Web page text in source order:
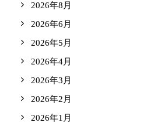
2026年8月
2026年6月
2026年5月
2026年4月
2026年3月
2026年2月
2026年1月